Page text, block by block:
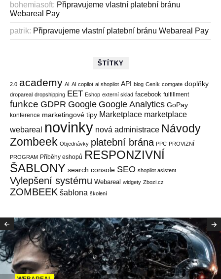
bohemiasoft: Připravujeme vlastní platební bránu
Webareal Pay
patrik: Připravujeme vlastní platební bránu Webareal Pay
ŠTÍTKY
2.0 academy AI AI copilot ai shopilot API blog Ceník comgate doplňky
dropareal dropshipping EET Eshop externí sklad facebook fulfillment
funkce GDPR Google Google Analytics GoPay
konference marketingové tipy Marketplace marketplace
webareal
novinky nová administrace Návody
Zombeek Objednávky platební brána PPC PROVIZNÍ
PROGRAM Příběhy eshopů
RESPONZIVNÍ
ŠABLONY search console SEO shopilot asistent
Vylepšení systému Webareal widgety Zbozi.cz
ZOMBEEK šablona školení